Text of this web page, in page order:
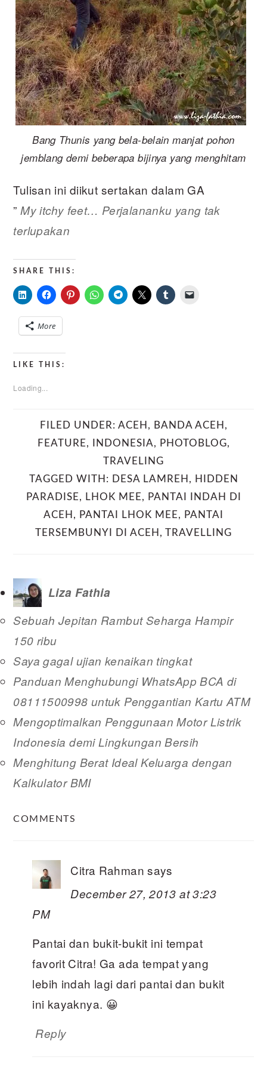
Bang Thunis yang bela-belain manjat pohon
jemblang demi beberapa bijinya yang menghitam
Tulisan ini diikut sertakan dalam GA
”My itchy feet… Perjalananku yang tak
terlupakan
SHARE THIS:
More
LIKE THIS:
Loading...
FILED UNDER: ACEH , BANDA ACEH ,
FEATURE, INDONESIA, PHOTOBLOG,
TRAVELING
TAGGED WITH: DESA LAMREH , HIDDEN
PARADISE, LHOK MEE, PANTAI INDAH DI
ACEH , PANTAI LHOK MEE, PANTAI
TERSEMBUNYI DI ACEH , TRAVELLING
Liza Fathia
Sebuah Jepitan Rambut Seharga Hampir
150 ribu
Saya gagal ujian kenaikan tingkat
Panduan Menghubungi WhatsApp BCA di
08111500998 untuk Penggantian Kartu ATM
Mengoptimalkan Penggunaan Motor Listrik
Indonesia demi Lingkungan Bersih
Menghitung Berat Ideal Keluarga dengan
Kalkulator BMI
INTERACTIONS
COMMENTS
Citra Rahman says
December 27, 2013 at 3:23
PM
Pantai dan bukit-bukit ini tempat
favorit Citra! Ga ada tempat yang
lebih indah lagi dari pantai dan bukit
ini kayaknya. 😀
Reply